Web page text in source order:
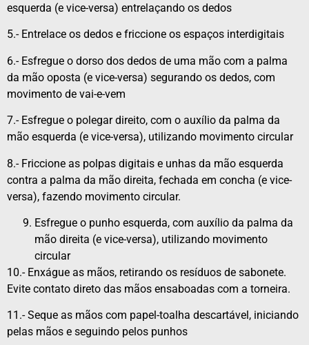
esquerda (e vice-versa) entrelaçando os dedos
5.- Entrelace os dedos e friccione os espaços interdigitais
6.- Esfregue o dorso dos dedos de uma mão com a palma
da mão oposta (e vice-versa) segurando os dedos, com
movimento de vai-e-vem
7.- Esfregue o polegar direito, com o auxílio da palma da
mão esquerda (e vice-versa), utilizando movimento circular
8.- Friccione as polpas digitais e unhas da mão esquerda
contra a palma da mão direita, fechada em concha (e vice-
versa), fazendo movimento circular.
Esfregue o punho esquerda, com auxílio da palma da
mão direita (e vice-versa), utilizando movimento
circular
10.- Enxágue as mãos, retirando os resíduos de sabonete.
Evite contato direto das mãos ensaboadas com a torneira.
11.- Seque as mãos com papel-toalha descartável, iniciando
pelas mãos e seguindo pelos punhos